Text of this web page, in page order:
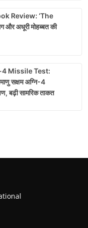
Review: ‘The
अधूरी मोहब्बत की
Missile Test:
सक्षम अग्नि-4
बढ़ी सामरिक ताकत